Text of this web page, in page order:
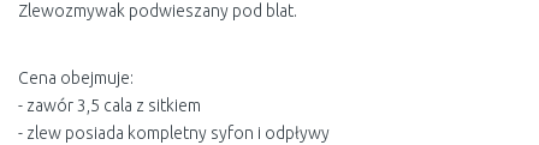
Zlewozmywak podwieszany pod blat.
Cena obejmuje:
- zawór 3,5 cala z sitkiem
- zlew posiada kompletny syfon i odpływy